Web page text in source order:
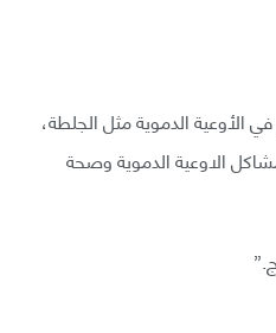
الأوعية الدموية مثل الجلطة،
الاوعية الدموية وصحة